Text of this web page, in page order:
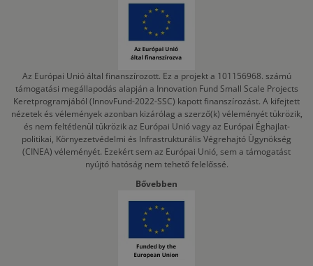
Az Európai Unió által finanszírozott. Ez a projekt a 101156968. számú
támogatási megállapodás alapján a Innovation Fund Small Scale Projects
Keretprogramjából (InnovFund-2022-SSC) kapott finanszírozást. A kifejtett
nézetek és vélemények azonban kizárólag a szerző(k) véleményét tükrözik,
és nem feltétlenül tükrözik az Európai Unió vagy az Európai Éghajlat-
politikai, Környezetvédelmi és Infrastrukturális Végrehajtó Ügynökség
(CINEA) véleményét. Ezekért sem az Európai Unió, sem a támogatást
nyújtó hatóság nem tehető felelőssé.
Bővebben